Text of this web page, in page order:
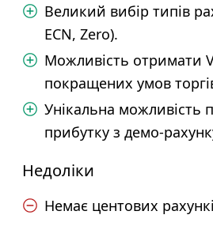
Великий вибір типів
ECN, Zero).
Можливість отримати
покращених умов
Унікальна можливість
прибутку з демо-
Недоліки
Немає центових